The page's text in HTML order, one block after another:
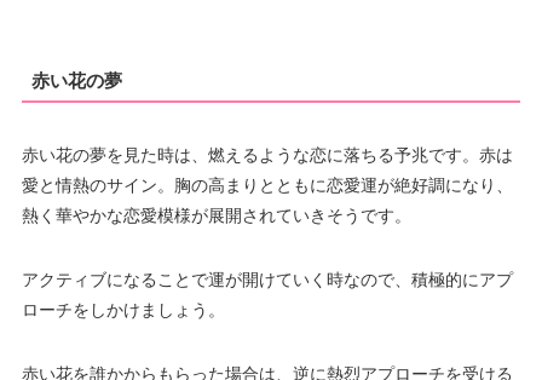
赤い花の夢
赤い花の夢を見た時は、燃えるような恋に落ちる予兆です。赤は
愛と情熱のサイン。胸の高まりとともに恋愛運が絶好調になり、
熱く華やかな恋愛模様が展開されていきそうです。
アクティブになることで運が開けていく時なので、積極的にアプ
ローチをしかけましょう。
赤い花を誰かからもらった場合は、逆に熱烈アプローチを受ける